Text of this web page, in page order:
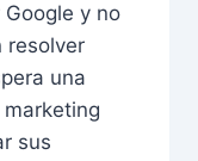
y no
resolver
una
sus